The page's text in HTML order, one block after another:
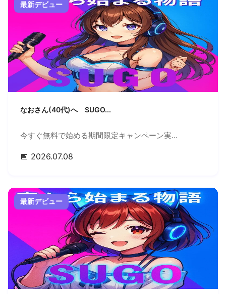
最新デビュー
なおさん(40代)へ SUGO...
今すぐ無料で始める期間限定キャンペーン実...
📅 2026.07.08
最新デビュー